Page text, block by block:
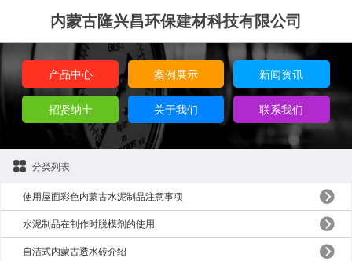
内蒙古隆兴昌环保建材科技有限公司
产品中心 案例展示 新闻资讯
招贤纳士 关于我们 联系我们
分类列表
使用屋面彩色内蒙古水泥制品注意事项
水泥制品在制作时脱模剂的使用
自洁式内蒙古透水砖介绍